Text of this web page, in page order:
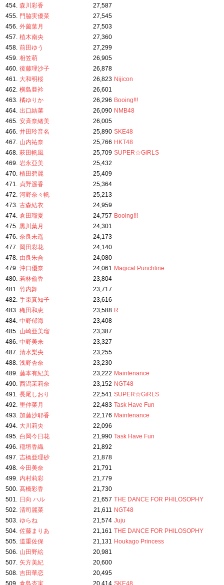
454. 森川彩香
27,587
455. 門脇実優菜
27,545
456. 外薗葉月
27,503
457. 植木南央
27,360
458. 前田ゆう
27,299
459. 相笠萌
26,905
460. 後藤理沙子
26,878
461. 大和明桜 26,823 Nijicon
462. 横島亜衿
26,601
463. 橘ゆりか 26,296 Booing!!!
464. 出口結菜 26,090 NMB48
465. 安斉奈緒美
26,005
466. 井田玲音名 25,890 SKE48
467. 山内祐奈 25,766 HKT48
468. 萩田帆風 25,709 SUPER☆GiRLS
469. 岩永亞美
25,432
470. 植田碧麗
25,409
471. 貞野遥香
25,364
472. 河野奈々帆
25,213
473. 古森結衣
24,959
474. 倉田瑠夏 24,757 Booing!!!
475. 黒川葉月
24,301
476. 奈良未遥
24,173
477. 岡田彩花
24,140
478. 由良朱合
24,080
479. 沖口優奈 24,061 Magical Punchline
480. 若林倫香
23,804
481. 竹内舞
23,717
482. 手束真知子
23,616
483. 穐田和恵 23,588 R
484. 中野郁海
23,408
485. 山崎亜美瑠
23,387
486. 中野美来
23,327
487. 清水梨央
23,255
488. 浅野杏奈
23,230
489. 藤本有紀美 23,222 Maintenance
490. 西潟茉莉奈 23,152 NGT48
491. 長尾しおり 22,541 SUPER☆GiRLS
492. 里仲菜月 22,483 Task Have Fun
493. 加藤沙耶香 22,176 Maintenance
494. 大川莉央
22,096
495. 白岡今日花 21,990 Task Have Fun
496. 稲垣香織
21,892
497. 吉橋亜理砂
21,878
498. 今田美奈
21,791
499. 内村莉彩
21,779
500. 髙橋彩香
21,730
501. 日向 ハル 21,657 THE DANCE FOR PHILOSOPHY
502. 清司麗菜 21,611 NGT48
503. ゆらね 21,574 Juju
504. 佐藤まりあ 21,161 THE DANCE FOR PHILOSOPHY
505. 道重佐保 21,131 Houkago Princess
506. 山田野絵
20,981
507. 矢方美紀
20,600
508. 吉田華恋
20,495
509. 倉島杏実 20,414 SKE48